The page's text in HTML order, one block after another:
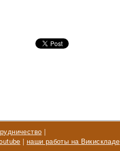
|
| наши работы на Викискладе